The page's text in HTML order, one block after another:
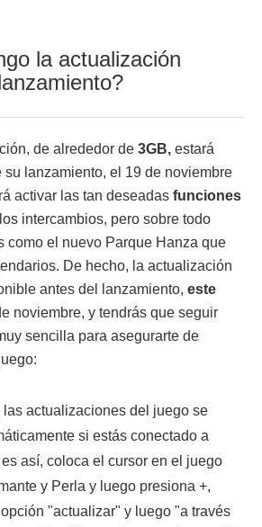
la actualización
de alrededor de 3GB, estará
lanzamiento, el 19 de noviembre
activar las tan deseadas funciones
intercambios, pero sobre todo
como el nuevo Parque Hanza que
De hecho, la actualización
antes del lanzamiento, este
noviembre, y tendrás que seguir
sencilla para asegurarte de
las actualizaciones del juego se
si estás conectado a
es así, coloca el cursor en el juego
y Perla y luego presiona +,
"actualizar" y luego "a través